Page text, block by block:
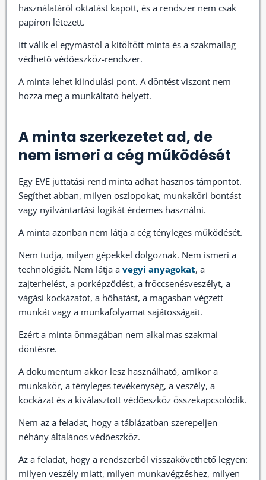
használatáról oktatást kapott, és a rendszer nem csak
papíron létezett.
Itt válik el egymástól a kitöltött minta és a szakmailag
védhető védőeszköz-rendszer.
A minta lehet kiindulási pont. A döntést viszont nem
hozza meg a munkáltató helyett.
A minta szerkezetet ad, de
nem ismeri a cég működését
Egy EVE juttatási rend minta adhat hasznos támpontot.
Segíthet abban, milyen oszlopokat, munkaköri bontást
vagy nyilvántartási logikát érdemes használni.
A minta azonban nem látja a cég tényleges működését.
Nem tudja, milyen gépekkel dolgoznak. Nem ismeri a
technológiát. Nem látja a vegyi anyagokat, a
zajterhelést, a porképződést, a fröccsenésveszélyt, a
vágási kockázatot, a hőhatást, a magasban végzett
munkát vagy a munkafolyamat sajátosságait.
Ezért a minta önmagában nem alkalmas szakmai
döntésre.
A dokumentum akkor lesz használható, amikor a
munkakör, a tényleges tevékenység, a veszély, a
kockázat és a kiválasztott védőeszköz összekapcsolódik.
Nem az a feladat, hogy a táblázatban szerepeljen
néhány általános védőeszköz.
Az a feladat, hogy a rendszerből visszakövethető legyen:
milyen veszély miatt, milyen munkavégzéshez, milyen